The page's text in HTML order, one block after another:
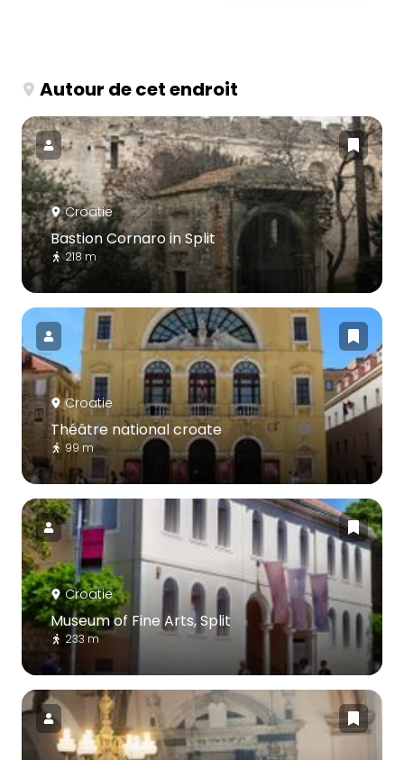
Autour de cet endroit
Croatie
Bastion Cornaro in Split
218 m
Croatie
Théâtre national croate
99 m
Croatie
Museum of Fine Arts, Split
233 m